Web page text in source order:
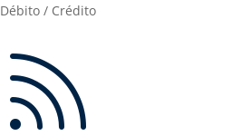
Débito / Crédito
